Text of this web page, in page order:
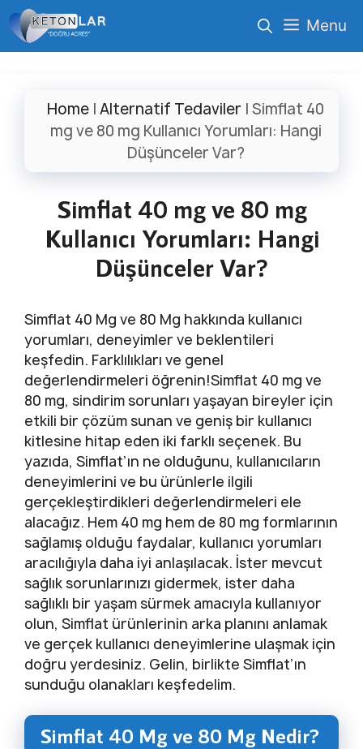
İçeriğe
atla
Menu
Home | Alternatif Tedaviler | Simflat 40
mg ve 80 mg Kullanıcı Yorumları: Hangi
Düşünceler Var?
Simflat 40 mg ve 80 mg
Kullanıcı Yorumları: Hangi
Düşünceler Var?
Simflat 40 Mg ve 80 Mg hakkında kullanıcı
yorumları, deneyimler ve beklentileri
keşfedin. Farklılıkları ve genel
değerlendirmeleri öğrenin!Simflat 40 mg ve
80 mg, sindirim sorunları yaşayan bireyler için
etkili bir çözüm sunan ve geniş bir kullanıcı
kitlesine hitap eden iki farklı seçenek. Bu
yazıda, Simflat’ın ne olduğunu, kullanıcıların
deneyimlerini ve bu ürünlerle ilgili
gerçekleştirdikleri değerlendirmeleri ele
alacağız. Hem 40 mg hem de 80 mg formlarının
sağlamış olduğu faydalar, kullanıcı yorumları
aracılığıyla daha iyi anlaşılacak. İster mevcut
sağlık sorunlarınızı gidermek, ister daha
sağlıklı bir yaşam sürmek amacıyla kullanıyor
olun, Simflat ürünlerinin arka planını anlamak
ve gerçek kullanıcı deneyimlerine ulaşmak için
doğru yerdesiniz. Gelin, birlikte Simflat’ın
sunduğu olanakları keşfedelim.
Simflat 40 Mg ve 80 Mg Nedir?